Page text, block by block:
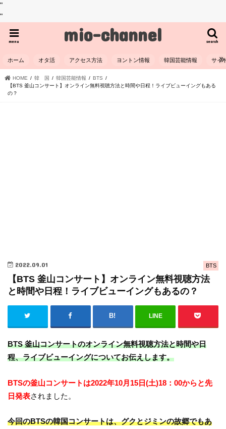
"
"
mio-channel search
menu
ホーム オタ活 アクセス方法 ヨントン情報 韓国芸能情報 サイ
HOME 韓 国 韓国芸能情報
BTS
【BTS 釜山コンサート】オンライン無料視聴方法と時間や日程！ライブビューイングもある
の？
BTS
2022.09.01
【BTS 釜山コンサート】オンライン無料視聴方法
と時間や日程！ライブビューイングもあるの？
LINE
BTS 釜山コンサートのオンライン無料視聴方法と時間や日
程、ライブビューイングについてお伝えします。
BTSの釜山コンサートは2022年10月15日(土)18：00からと先
日発表されました。
今回のBTSの韓国コンサートは、グクとジミンの故郷でもあ